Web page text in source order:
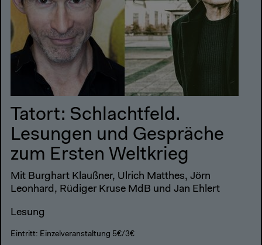
Tatort: Schlachtfeld.
Lesungen und Gespräche
zum Ersten Weltkrieg
Mit Burghart Klaußner, Ulrich Matthes, Jörn
Leonhard, Rüdiger Kruse MdB und Jan Ehlert
Lesung
Eintritt: Einzelveranstaltung 5€/3€